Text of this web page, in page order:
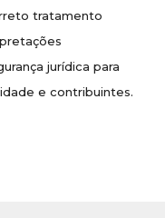
tratamento
jurídica para
e contribuintes.